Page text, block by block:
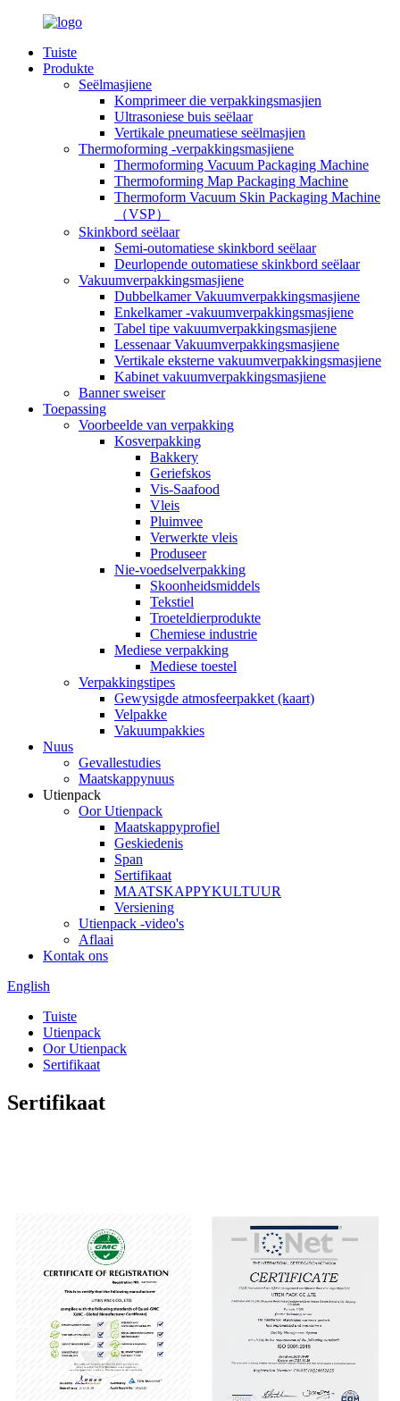
Tuiste
Produkte
Seëlmasjiene
Komprimeer die verpakkingsmasjien
Ultrasoniese buis seëlaar
Vertikale pneumatiese seëlmasjien
Thermoforming -verpakkingsmasjiene
Thermoforming Vacuum Packaging Machine
Thermoforming Map Packaging Machine
Thermoform Vacuum Skin Packaging Machine
（VSP）
Skinkbord seëlaar
Semi-outomatiese skinkbord seëlaar
Deurlopende outomatiese skinkbord seëlaar
Vakuumverpakkingsmasjiene
Dubbelkamer Vakuumverpakkingsmasjiene
Enkelkamer -vakuumverpakkingsmasjiene
Tabel tipe vakuumverpakkingsmasjiene
Lessenaar Vakuumverpakkingsmasjiene
Vertikale eksterne vakuumverpakkingsmasjiene
Kabinet vakuumverpakkingsmasjiene
Banner sweiser
Toepassing
Voorbeelde van verpakking
Kosverpakking
Bakkery
Geriefskos
Vis-Saafood
Vleis
Pluimvee
Verwerkte vleis
Produseer
Nie-voedselverpakking
Skoonheidsmiddels
Tekstiel
Troeteldierprodukte
Chemiese industrie
Mediese verpakking
Mediese toestel
Verpakkingstipes
Gewysigde atmosfeerpakket (kaart)
Velpakke
Vakuumpakkies
Nuus
Gevallestudies
Maatskappynuus
Utienpack
Oor Utienpack
Maatskappyprofiel
Geskiedenis
Span
Sertifikaat
MAATSKAPPYKULTUUR
Versiening
Utienpack -video's
Aflaai
Kontak ons
English
Tuiste
Utienpack
Oor Utienpack
Sertifikaat
Sertifikaat